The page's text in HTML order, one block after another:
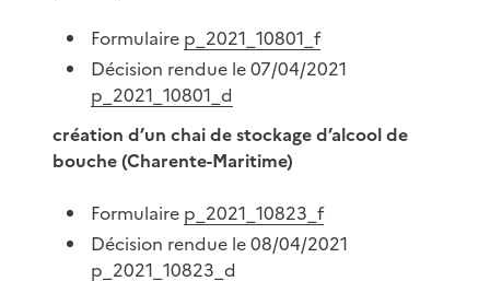
Formulaire p_2021_10801_f
Décision rendue le 07/04/2021
p_2021_10801_d
création d’un chai de stockage d’alcool de
bouche (Charente-Maritime)
Formulaire p_2021_10823_f
Décision rendue le 08/04/2021
p_2021_10823_d